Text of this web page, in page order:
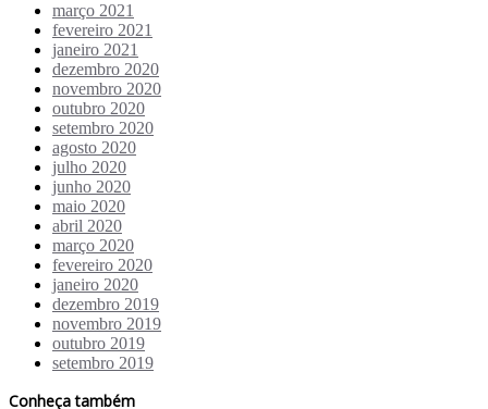
março 2021
fevereiro 2021
janeiro 2021
dezembro 2020
novembro 2020
outubro 2020
setembro 2020
agosto 2020
julho 2020
junho 2020
maio 2020
abril 2020
março 2020
fevereiro 2020
janeiro 2020
dezembro 2019
novembro 2019
outubro 2019
setembro 2019
Conheça também